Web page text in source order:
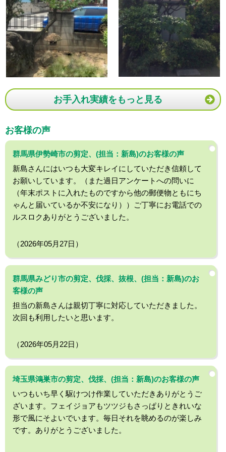
お手入れ実績をもっと見る
お客様の声
群馬県伊勢崎市の剪定、(担当：新島)のお客様の声
新島さんにはいつも大変キレイにしていただき信頼して
お願いしています。（また過日アンケートへの問いに
（年末ポストに入れたものですから他の郵便物ともにち
ゃんと届いているか不安になり））ご丁寧にお電話での
ルスロクありがとうございました。
（2026年05月27日）
群馬県みどり市の剪定、伐採、抜根、(担当：新島)のお
客様の声
担当の新島さんは親切丁寧に対応していただきました。
次回も利用したいと思います。
（2026年05月22日）
埼玉県鴻巣市の剪定、伐採、(担当：新島)のお客様の声
いつもいち早く駆けつけ作業していただきありがとうご
ざいます。フェイジョアもツツジもさっぱりときれいな
形で風にそよいでいます。毎日それを眺めるのが楽しみ
です。ありがとうございました。